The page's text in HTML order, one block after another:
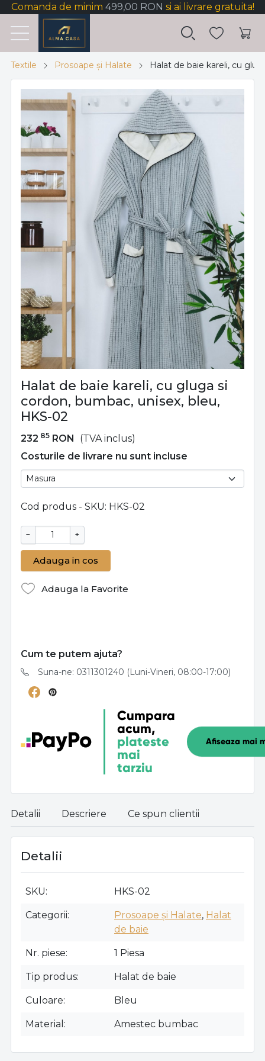
Comanda de minim 499,00 RON si ai livrare gratuita!
Textile Prosoape și Halate Halat de baie kareli, cu
Halat de baie kareli, cu gluga si
cordon, bumbac, unisex, bleu,
HKS-02
232 85 RON
(TVA inclus)
Costurile de livrare nu sunt incluse
Cod produs - SKU HKS-02
− +
Adauga in cos
Adauga la Favorite
Cum te putem ajuta?
Suna-ne: 0311301240 (Luni-Vineri, 08:00-17:00)
Cumpara
acum,
plateste
mai
tarziu
Afiseaza mai
Detalii Descriere Ce spun clientii
Detalii
SKU HKS-02
Categorii Prosoape și Halate, Halat
de baie
Nr. piese 1 Piesa
Tip produs Halat de baie
Culoare Bleu
Material Amestec bumbac